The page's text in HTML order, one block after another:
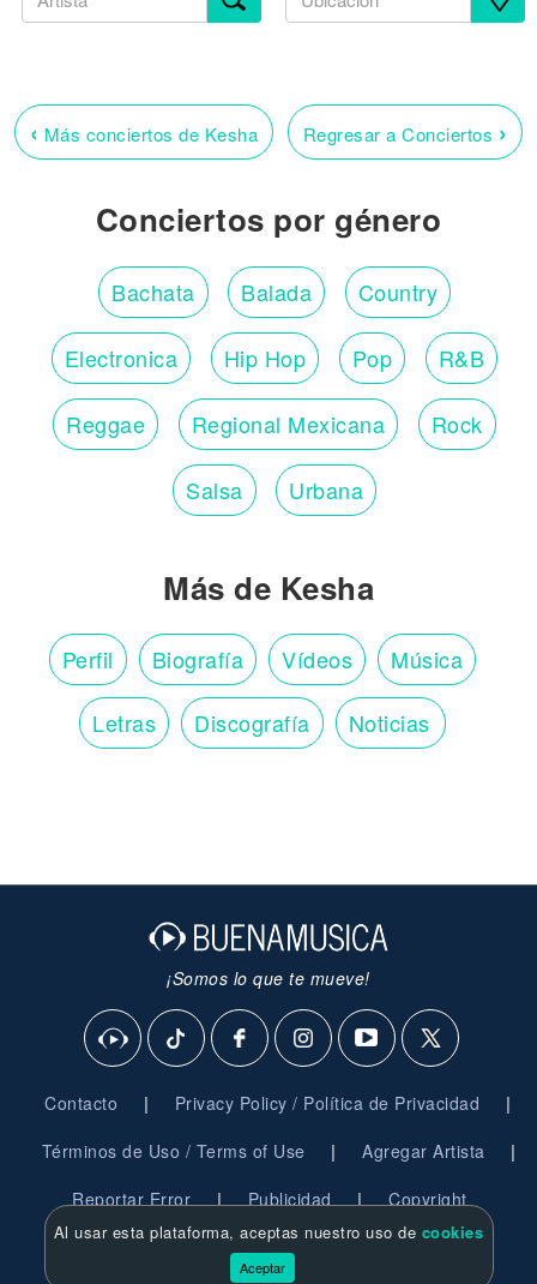
‹ Más conciertos de Kesha Regresar a Conciertos ›
Conciertos por género
Bachata Balada Country
Electronica Hip Hop Pop R&B
Reggae Regional Mexicana Rock
Salsa Urbana
Más de Kesha
Perfil Biografía Vídeos Música
Letras Discografía Noticias
¡Somos lo que te mueve!
Contacto | Privacy Policy / Política de Privacidad |
Términos de Uso / Terms of Use | Agregar Artista |
Reportar Error | Publicidad | Copyright
© 2026 BuenaMusica.com - Derechos Reservados
Al usar esta plataforma, aceptas nuestro uso de cookies
Aceptar